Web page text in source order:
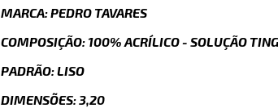
MARCA: PEDRO TAVARES
COMPOSIÇÃO: 100% ACRÍLICO - SOLUÇÃO
PADRÃO: LISO
DIMENSÕES: 3,20